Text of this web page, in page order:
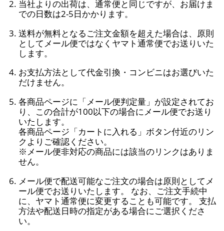
当社よりの出荷は、通常便と同じですが、お届けま
での日数は2-5日かかります。
送料が無料となるご注文金額を超えた場合は、原則
としてメール便ではなくヤマト通常便でお送りいた
します。
お支払方法として代金引換・コンビニはお選びいた
だけません。
各商品ページに「メール便判定量」が設定されてお
り、この合計が100以下の場合にメール便でお送り
いたします。
各商品ページ「カートに入れる」ボタン付近のリン
クよりご確認ください。
※メール便非対応の商品には該当のリンクはありま
せん。
メール便で配送可能なご注文の場合は原則としてメ
ール便でお送りいたします。 なお、ご注文手続中
に、ヤマト通常便に変更することも可能です。 支払
方法や配送日時の指定がある場合にご選択くださ
い。